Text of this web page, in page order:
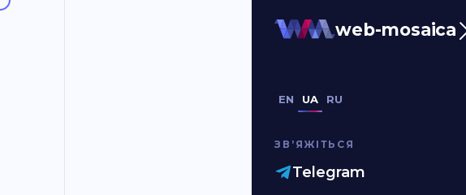
web-mosaica
EN UA RU
ЗВʼЯЖІТЬСЯ
Telegram